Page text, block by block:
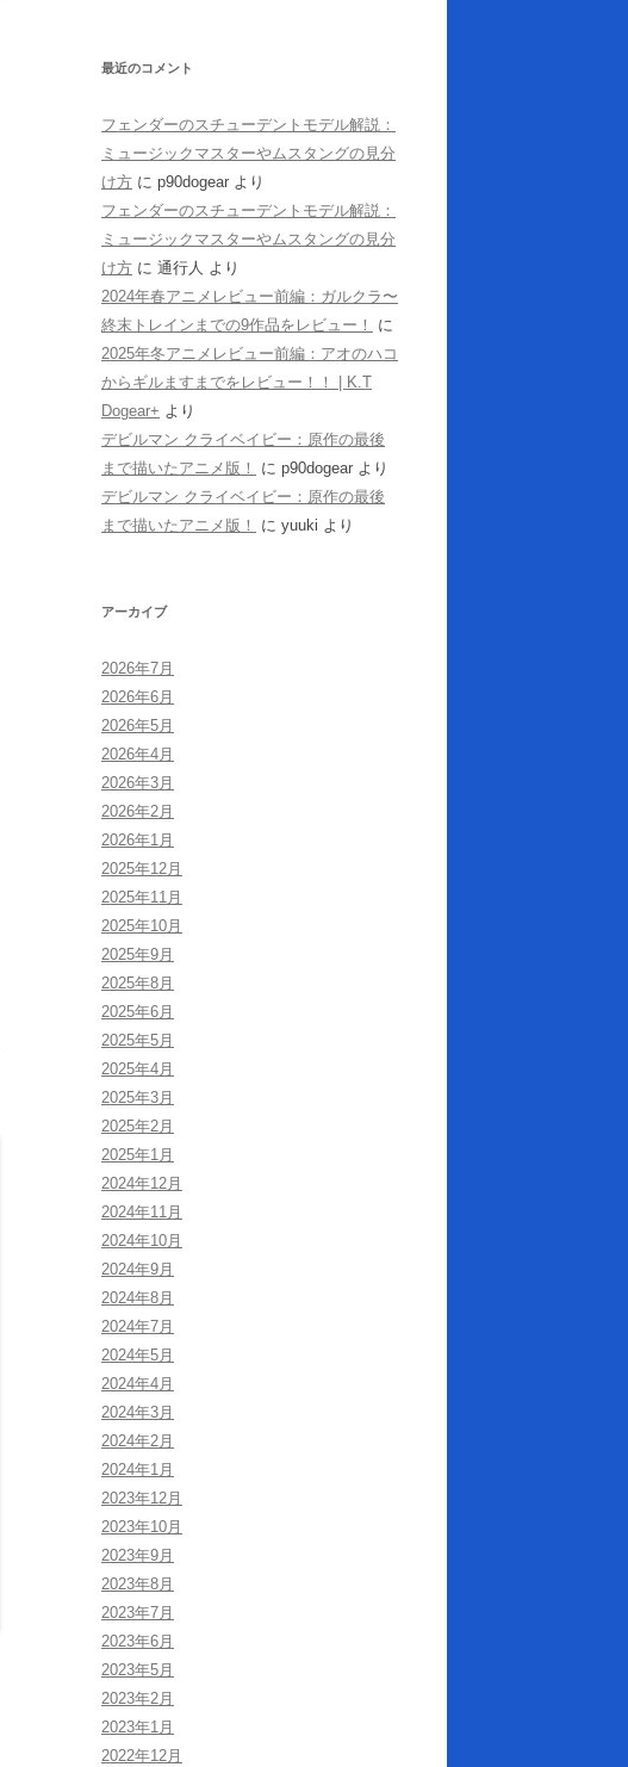
最近のコメント
フェンダーのスチューデントモデル解説：
ミュージックマスターやムスタングの見分
け方 に p90dogear より
フェンダーのスチューデントモデル解説：
ミュージックマスターやムスタングの見分
け方 に 通行人 より
2024年春アニメレビュー前編：ガルクラ〜
終末トレインまでの9作品をレビュー！
に
2025年冬アニメレビュー前編：アオのハコ
からギルますまでをレビュー！！ | K.T
Dogear+ より
デビルマン クライベイビー：原作の最後
まで描いたアニメ版！
に p90dogear より
デビルマン クライベイビー：原作の最後
まで描いたアニメ版！
に yuuki より
アーカイブ
2026年7月
2026年6月
2026年5月
2026年4月
2026年3月
2026年2月
2026年1月
2025年12月
2025年11月
2025年10月
2025年9月
2025年8月
2025年6月
2025年5月
2025年4月
2025年3月
2025年2月
2025年1月
2024年12月
2024年11月
2024年10月
2024年9月
2024年8月
2024年7月
2024年5月
2024年4月
2024年3月
2024年2月
2024年1月
2023年12月
2023年10月
2023年9月
2023年8月
2023年7月
2023年6月
2023年5月
2023年2月
2023年1月
2022年12月